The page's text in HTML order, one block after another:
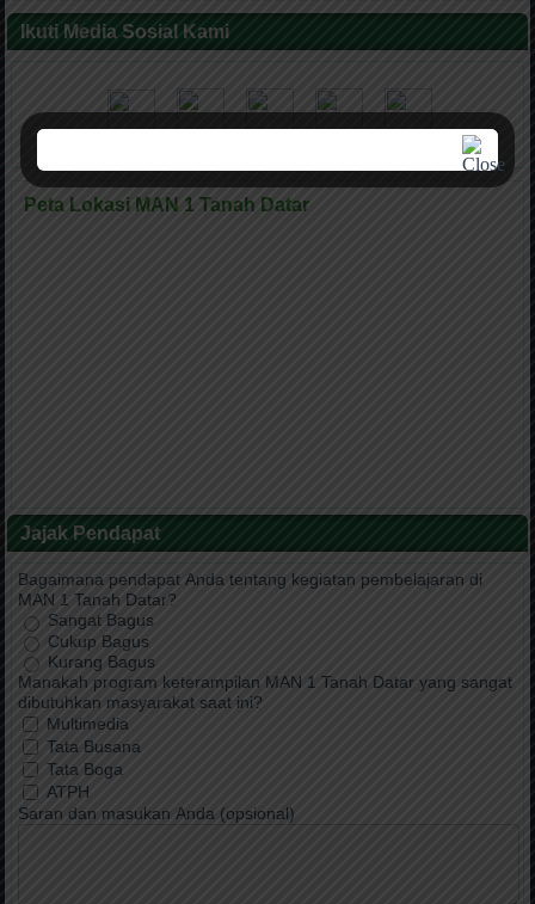
Ikuti Media Sosial Kami
Peta Lokasi MAN 1 Tanah Datar
Jajak Pendapat
Bagaimana pendapat Anda tentang kegiatan pembelajaran di
MAN 1 Tanah Datar?
Sangat Bagus
Cukup Bagus
Kurang Bagus
Manakah program keterampilan MAN 1 Tanah Datar yang sangat
dibutuhkan masyarakat saat ini?
Multimedia
Tata Busana
Tata Boga
ATPH
Saran dan masukan Anda (opsional)